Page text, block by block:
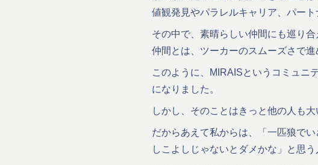
値観発見やパラレルキャリア、パー
その中で、素晴らしい仲間にも巡り
仲間とは、ツーカーのスムーズさで
このように、MIRAISというコミュニ
になりました。
しかし、そのことはきっと他の人も
だからあえて私からは、「一匹狼で
しこよしじゃないとダメかな」と思